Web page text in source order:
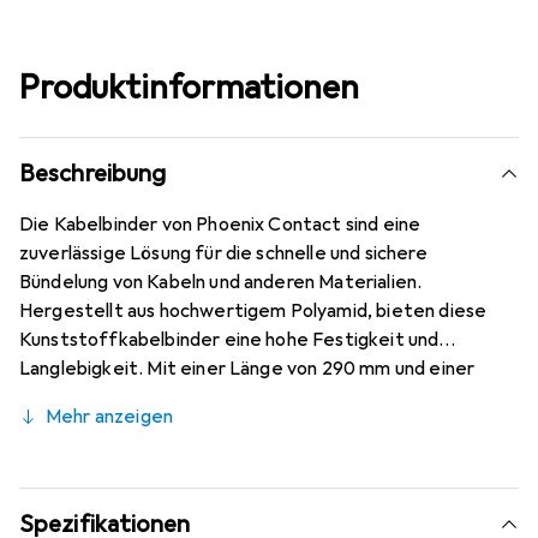
Produktinformationen
Beschreibung
Die Kabelbinder von Phoenix Contact sind eine
zuverlässige Lösung für die schnelle und sichere
Bündelung von Kabeln und anderen Materialien.
Hergestellt aus hochwertigem Polyamid, bieten diese
Kunststoffkabelbinder eine hohe Festigkeit und
Langlebigkeit. Mit einer Länge von 290 mm und einer
eignen sich für verschiedene Anwendungen, sowohl im
sind in klassischem Schwarz gehalten und können
Bündelungen mit einem maximalen Durchmesser von bis
Mehr anzeigen
Spezifikationen